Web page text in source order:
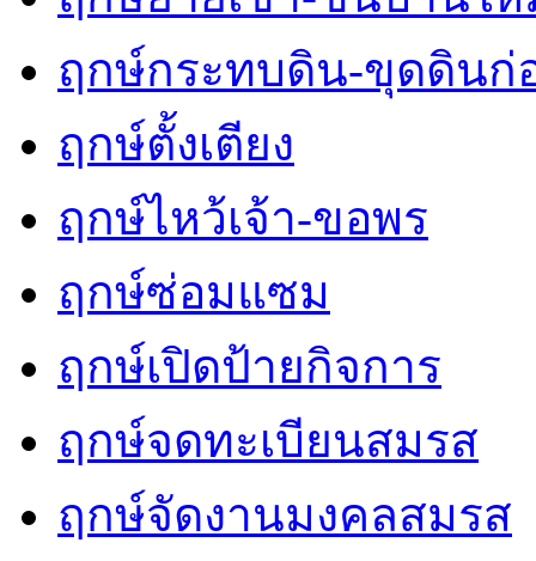
ฤกษ์กระทบดิน-ขุดดินก่
ฤกษ์ตั้งเตียง
ฤกษ์ไหว้เจ้า-ขอพร
ฤกษ์ซ่อมแซม
ฤกษ์เปิดป้ายกิจการ
ฤกษ์จดทะเบียนสมรส
ฤกษ์จัดงานมงคลสมรส